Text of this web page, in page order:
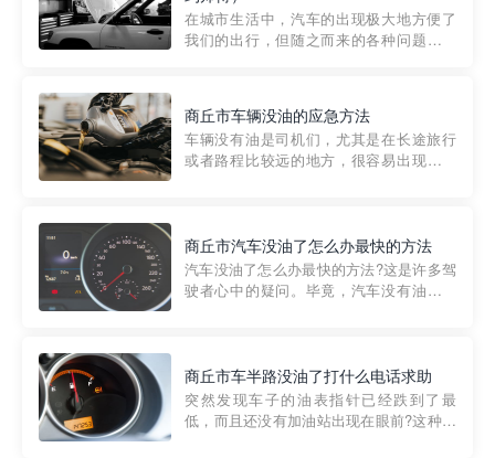
在城市生活中，汽车的出现极大地方便了
我们的出行，但随之而来的各种问题也让
紧急情况下，我们需要一种高效可靠的救
援方式。而这时，地库救援专...
商丘市车辆没油的应急方法
车辆没有油是司机们，尤其是在长途旅行
或者路程比较远的地方，很容易出现这种
的送油师傅，解决没油的紧急情况。 首
先，让我们来了解一下穿...
商丘市汽车没油了怎么办最快的方法
汽车没油了怎么办最快的方法?这是许多驾
驶者心中的疑问。毕竟，汽车没有油就无
越者小程序是一款专门解决汽车没油问题
的在线服务平台。通过...
商丘市车半路没油了打什么电话求助
突然发现车子的油表指针已经跌到了最
低，而且还没有加油站出现在眼前?这种情